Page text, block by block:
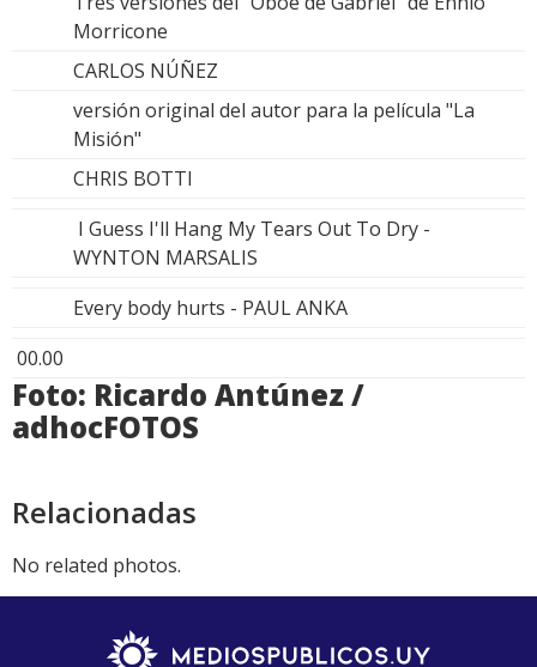
Morricone
CARLOS NÚÑEZ
versión original del autor para la película "La
Misión"
CHRIS BOTTI
I Guess I'll Hang My Tears Out To Dry -
WYNTON MARSALIS
Every body hurts - PAUL ANKA
00.00
Foto: Ricardo Antúnez /
adhocFOTOS
Relacionadas
No related photos.